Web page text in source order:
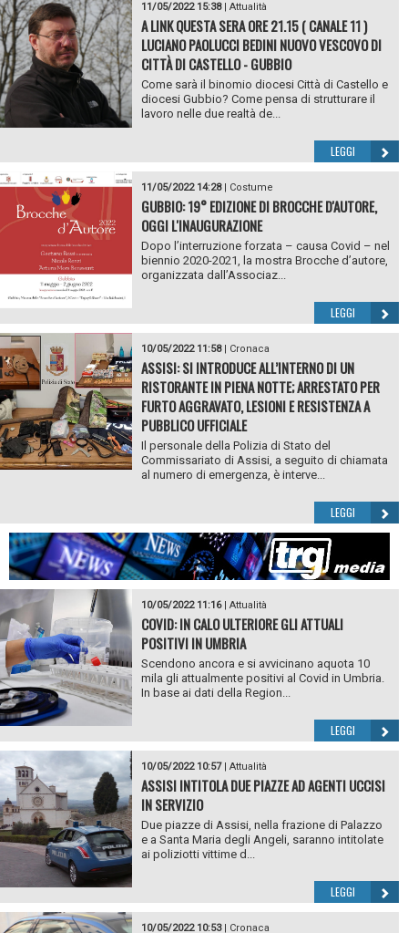
11/05/2022 15:38| Attualità
A LINK QUESTA SERA ORE 21.15 ( CANALE 11 )
LUCIANO PAOLUCCI BEDINI NUOVO VESCOVO DI
CITTÀ DI CASTELLO - GUBBIO
Come sarà il binomio diocesi Città di Castello e
diocesi Gubbio? Come pensa di strutturare il
lavoro nelle due realtà de...
LEGGI
11/05/2022 14:28| Costume
GUBBIO: 19° EDIZIONE DI BROCCHE D'AUTORE,
OGGI L'INAUGURAZIONE
Dopo l’interruzione forzata – causa Covid – nel
biennio 2020-2021, la mostra Brocche d’autore,
organizzata dall’Associaz...
LEGGI
10/05/2022 11:58| Cronaca
ASSISI: SI INTRODUCE ALL’INTERNO DI UN
RISTORANTE IN PIENA NOTTE; ARRESTATO PER
FURTO AGGRAVATO, LESIONI E RESISTENZA A
PUBBLICO UFFICIALE
Il personale della Polizia di Stato del
Commissariato di Assisi, a seguito di chiamata
al numero di emergenza, è interve...
LEGGI
10/05/2022 11:16| Attualità
COVID: IN CALO ULTERIORE GLI ATTUALI
POSITIVI IN UMBRIA
Scendono ancora e si avvicinano aquota 10
mila gli attualmente positivi al Covid in Umbria.
In base ai dati della Region...
LEGGI
10/05/2022 10:57| Attualità
ASSISI INTITOLA DUE PIAZZE AD AGENTI UCCISI
IN SERVIZIO
Due piazze di Assisi, nella frazione di Palazzo
e a Santa Maria degli Angeli, saranno intitolate
ai poliziotti vittime d...
LEGGI
10/05/2022 10:53| Cronaca